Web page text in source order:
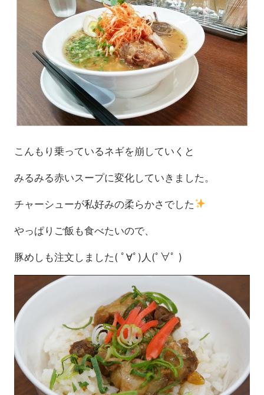
こんもり乗っているネギを崩していくと
みるみる赤いスープに変化していきました。
チャーシューが私好みの柔らかさでした
やっぱりご飯も食べたいので、
豚めしも注文しました( ﾟ∀ﾟ)人(ﾟ∀ﾟ )